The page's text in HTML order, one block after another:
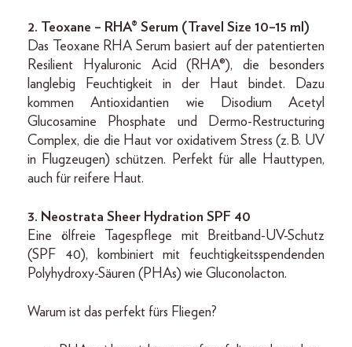
2. Teoxane – RHA® Serum (Travel Size 10–15 ml)
Das Teoxane RHA Serum basiert auf der patentierten
Resilient Hyaluronic Acid (RHA®), die besonders
langlebig Feuchtigkeit in der Haut bindet. Dazu
kommen Antioxidantien wie Disodium Acetyl
Glucosamine Phosphate und Dermo-Restructuring
Complex, die die Haut vor oxidativem Stress (z. B. UV
in Flugzeugen) schützen. Perfekt für alle Hauttypen,
auch für reifere Haut.
3. Neostrata Sheer Hydration SPF 40
Eine ölfreie Tagespflege mit Breitband-UV-Schutz
(SPF 40), kombiniert mit feuchtigkeitsspendenden
Polyhydroxy-Säuren (PHAs) wie Gluconolacton.
Warum ist das perfekt fürs Fliegen?